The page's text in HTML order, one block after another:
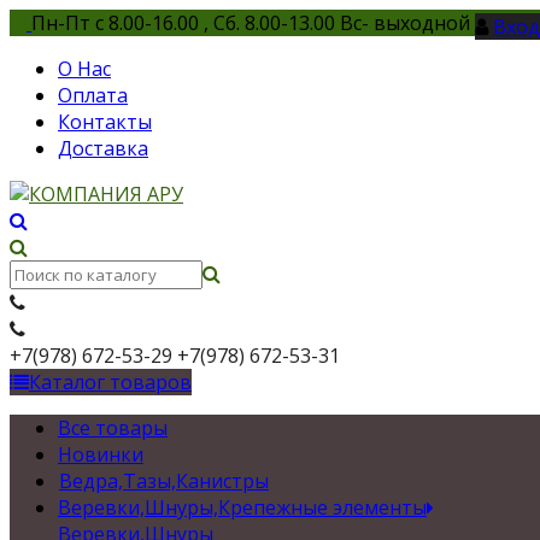
Пн-Пт с 8.00-16.00 , Сб. 8.00-13.00 Вс- выходной Вход
О Нас
Оплата
Контакты
Доставка
+7(978) 672-53-29 +7(978) 672-53-31
Каталог товаров
Все товары
Новинки
Ведра,Тазы,Канистры
Веревки,Шнуры,Крепежные элементы
Веревки,Шнуры